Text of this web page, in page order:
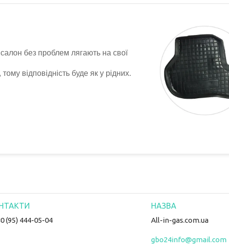
без проблем лягають на свої
відповідність буде як у рідних.
(95) 444-05-04 All-in-gas.com.ua
gbo24info@gmail.com